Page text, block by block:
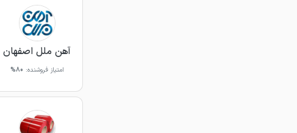
آهن ملل اصفهان
امتیاز فروشنده: 80%